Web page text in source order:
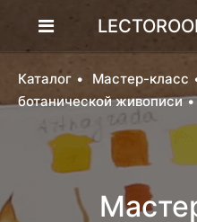
Каталог Мастер-класс
ботанической живописи